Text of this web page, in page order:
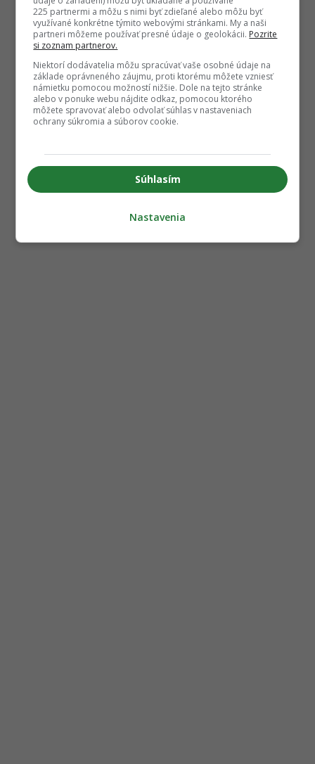
225 partnermi a môžu s nimi byť zdieľané alebo môžu byť
využívané konkrétne týmito webovými stránkami. My a naši
partneri môžeme používať presné údaje o geolokácii. Pozrite
si zoznam partnerov.
Niektorí dodávatelia môžu spracúvať vaše osobné údaje na
základe oprávneného záujmu, proti ktorému môžete vzniesť
námietku pomocou možností nižšie. Dole na tejto stránke
alebo v ponuke webu nájdite odkaz, pomocou ktorého
môžete spravovať alebo odvolať súhlas v nastaveniach
ochrany súkromia a súborov cookie.
Súhlasím
Nastavenia